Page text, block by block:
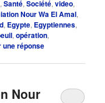
,Santé,Société,video,
Nour Wa El Amal,
, Egypte, Egyptiennes,
,opération,
une réponse
Nour